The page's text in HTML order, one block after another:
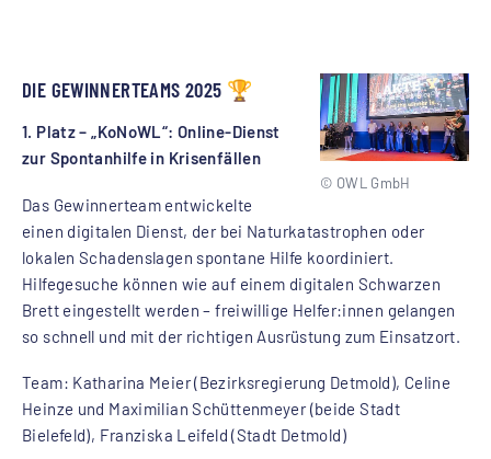
© OWL GmbH
DIE GEWINNERTEAMS 2025 🏆
1. Platz – „KoNoWL“: Online-Dienst
zur Spontanhilfe in Krisenfällen
Das Gewinnerteam entwickelte
einen digitalen Dienst, der bei Naturkatastrophen oder
lokalen Schadenslagen spontane Hilfe koordiniert.
Hilfegesuche können wie auf einem digitalen Schwarzen
Brett eingestellt werden – freiwillige Helfer:innen gelangen
so schnell und mit der richtigen Ausrüstung zum Einsatzort.
Team: Katharina Meier (Bezirksregierung Detmold), Celine
Heinze und Maximilian Schüttenmeyer (beide Stadt
Bielefeld), Franziska Leifeld (Stadt Detmold)